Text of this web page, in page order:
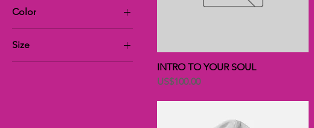
Color
Size
INTRO TO YOUR SOUL
價格
US$100.00